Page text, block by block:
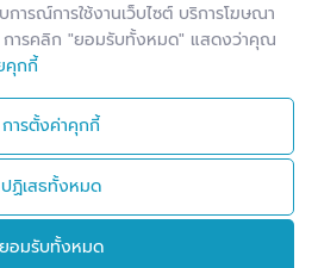
สปอร์ต จำกัด
งเทพ สาทร
กิจการโคนมแห่งประเทศไทย
- 19:28 น.
การณ์การใช้งานเว็บไซต์ บริการโฆษณา
การคลิก "ยอมรับทั้งหมด" แสดงว่าคุณ
คุกกี้
การตั้งค่าคุกกี้
ปฏิเสธทั้งหมด
ยอมรับทั้งหมด